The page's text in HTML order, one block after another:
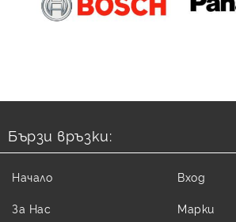
Бързи връзки:
Начало
За Нас
Вход
Марки